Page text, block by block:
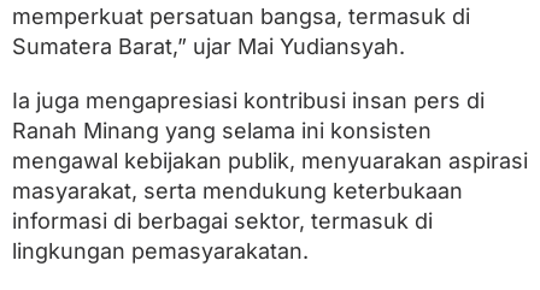
a
B
a
t
memperkuat persatuan bangsa, termasuk di
Sumatera Barat,” ujar Mai Yudiansyah.
Ia juga mengapresiasi kontribusi insan pers di
Ranah Minang yang selama ini konsisten
mengawal kebijakan publik, menyuarakan aspirasi
masyarakat, serta mendukung keterbukaan
informasi di berbagai sektor, termasuk di
lingkungan pemasyarakatan.